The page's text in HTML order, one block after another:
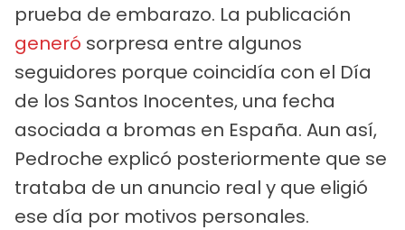
prueba de embarazo. La publicación
generó sorpresa entre algunos
seguidores porque coincidía con el Día
de los Santos Inocentes, una fecha
asociada a bromas en España. Aun así,
Pedroche explicó posteriormente que se
trataba de un anuncio real y que eligió
ese día por motivos personales.